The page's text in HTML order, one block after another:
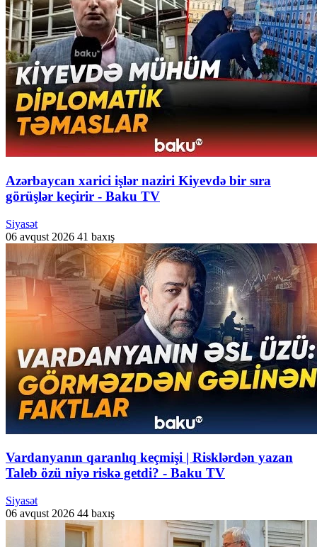
Azərbaycan xarici işlər naziri Kiyevdə bir sıra
görüşlər keçirir - Baku TV
Siyasət
06 avqust 2026 41 baxış
Vardanyanın qaranlıq keçmişi | Risklərdən yazan
Taleb özü niyə riskə getdi? - Baku TV
Siyasət
06 avqust 2026 44 baxış